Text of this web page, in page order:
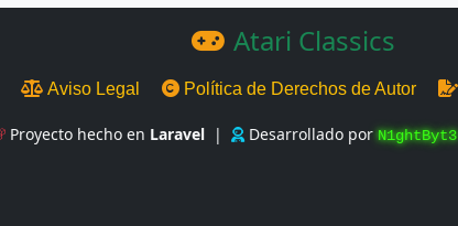
Atari Classics
Aviso Legal Política de Derechos de Autor
Proyecto hecho en Laravel | Desarrollado porN1ghtByt3